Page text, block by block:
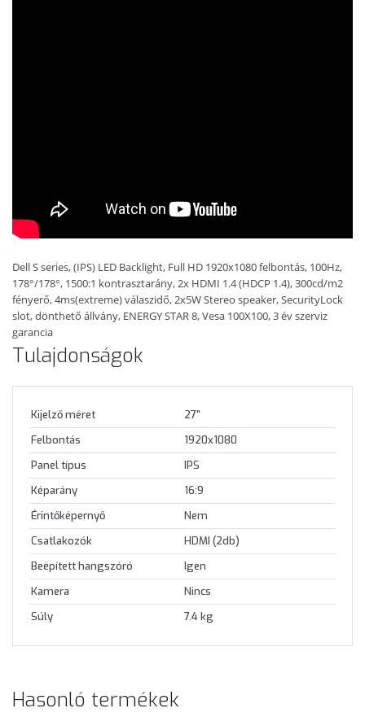
Dell S series, (IPS) LED Backlight, Full HD 1920x1080 felbontás, 100Hz,
178°/178°, 1500:1 kontrasztarány, 2x HDMI 1.4 (HDCP 1.4), 300cd/m2
fényerő, 4ms(extreme) válaszidő, 2x5W Stereo speaker, SecurityLock
slot, dönthető állvány, ENERGY STAR 8, Vesa 100X100, 3 év szerviz
garancia
Tulajdonságok
Kijelző méret
27"
Felbontás
1920x1080
Panel típus
IPS
Képarány
16:9
Érintőképernyő
Nem
Csatlakozók
HDMI (2db)
Beépített hangszóró
Igen
Kamera
Nincs
Súly
7.4 kg
Hasonló termékek